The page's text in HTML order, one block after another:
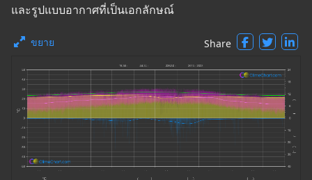
และรูปแบบอากาศที่เป็นเอกลักษณ์
ขยาย Share